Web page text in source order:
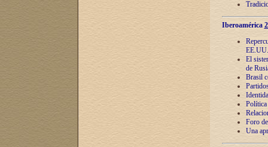
Iberoamérica
EE.UU.
El
de
Brasil
Política
Foro
Una